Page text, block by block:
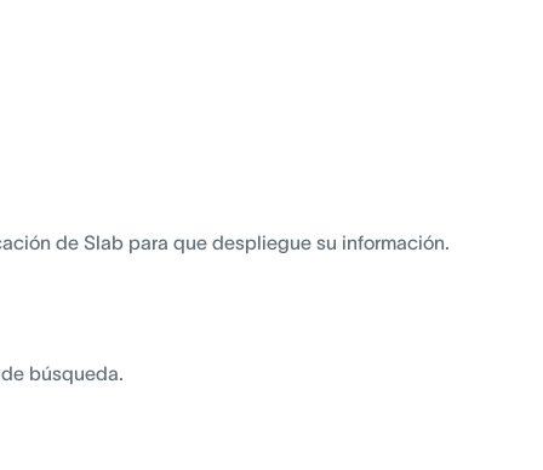
de Slab para que despliegue su información.
búsqueda.